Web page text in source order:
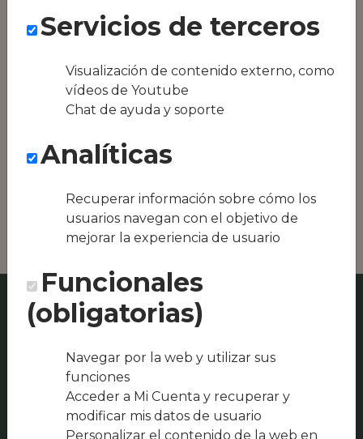
Panel de control
Compatible con
equipos híbridos
oferta local de tu
zona, como podría
Leña o LA ESENCIA
RESTAURANTE
Servicios de terceros
Visualización de contenido externo, como
vídeos de Youtube
Chat de ayuda y soporte
Analíticas
Recuperar información sobre cómo los
usuarios navegan con el objetivo de
mejorar la experiencia de usuario
Funcionales
(obligatorias)
Navegar por la web y utilizar sus
funciones
Acceder a Mi Cuenta y recuperar y
modificar mis datos de usuario
Personalizar el contenido de la web en